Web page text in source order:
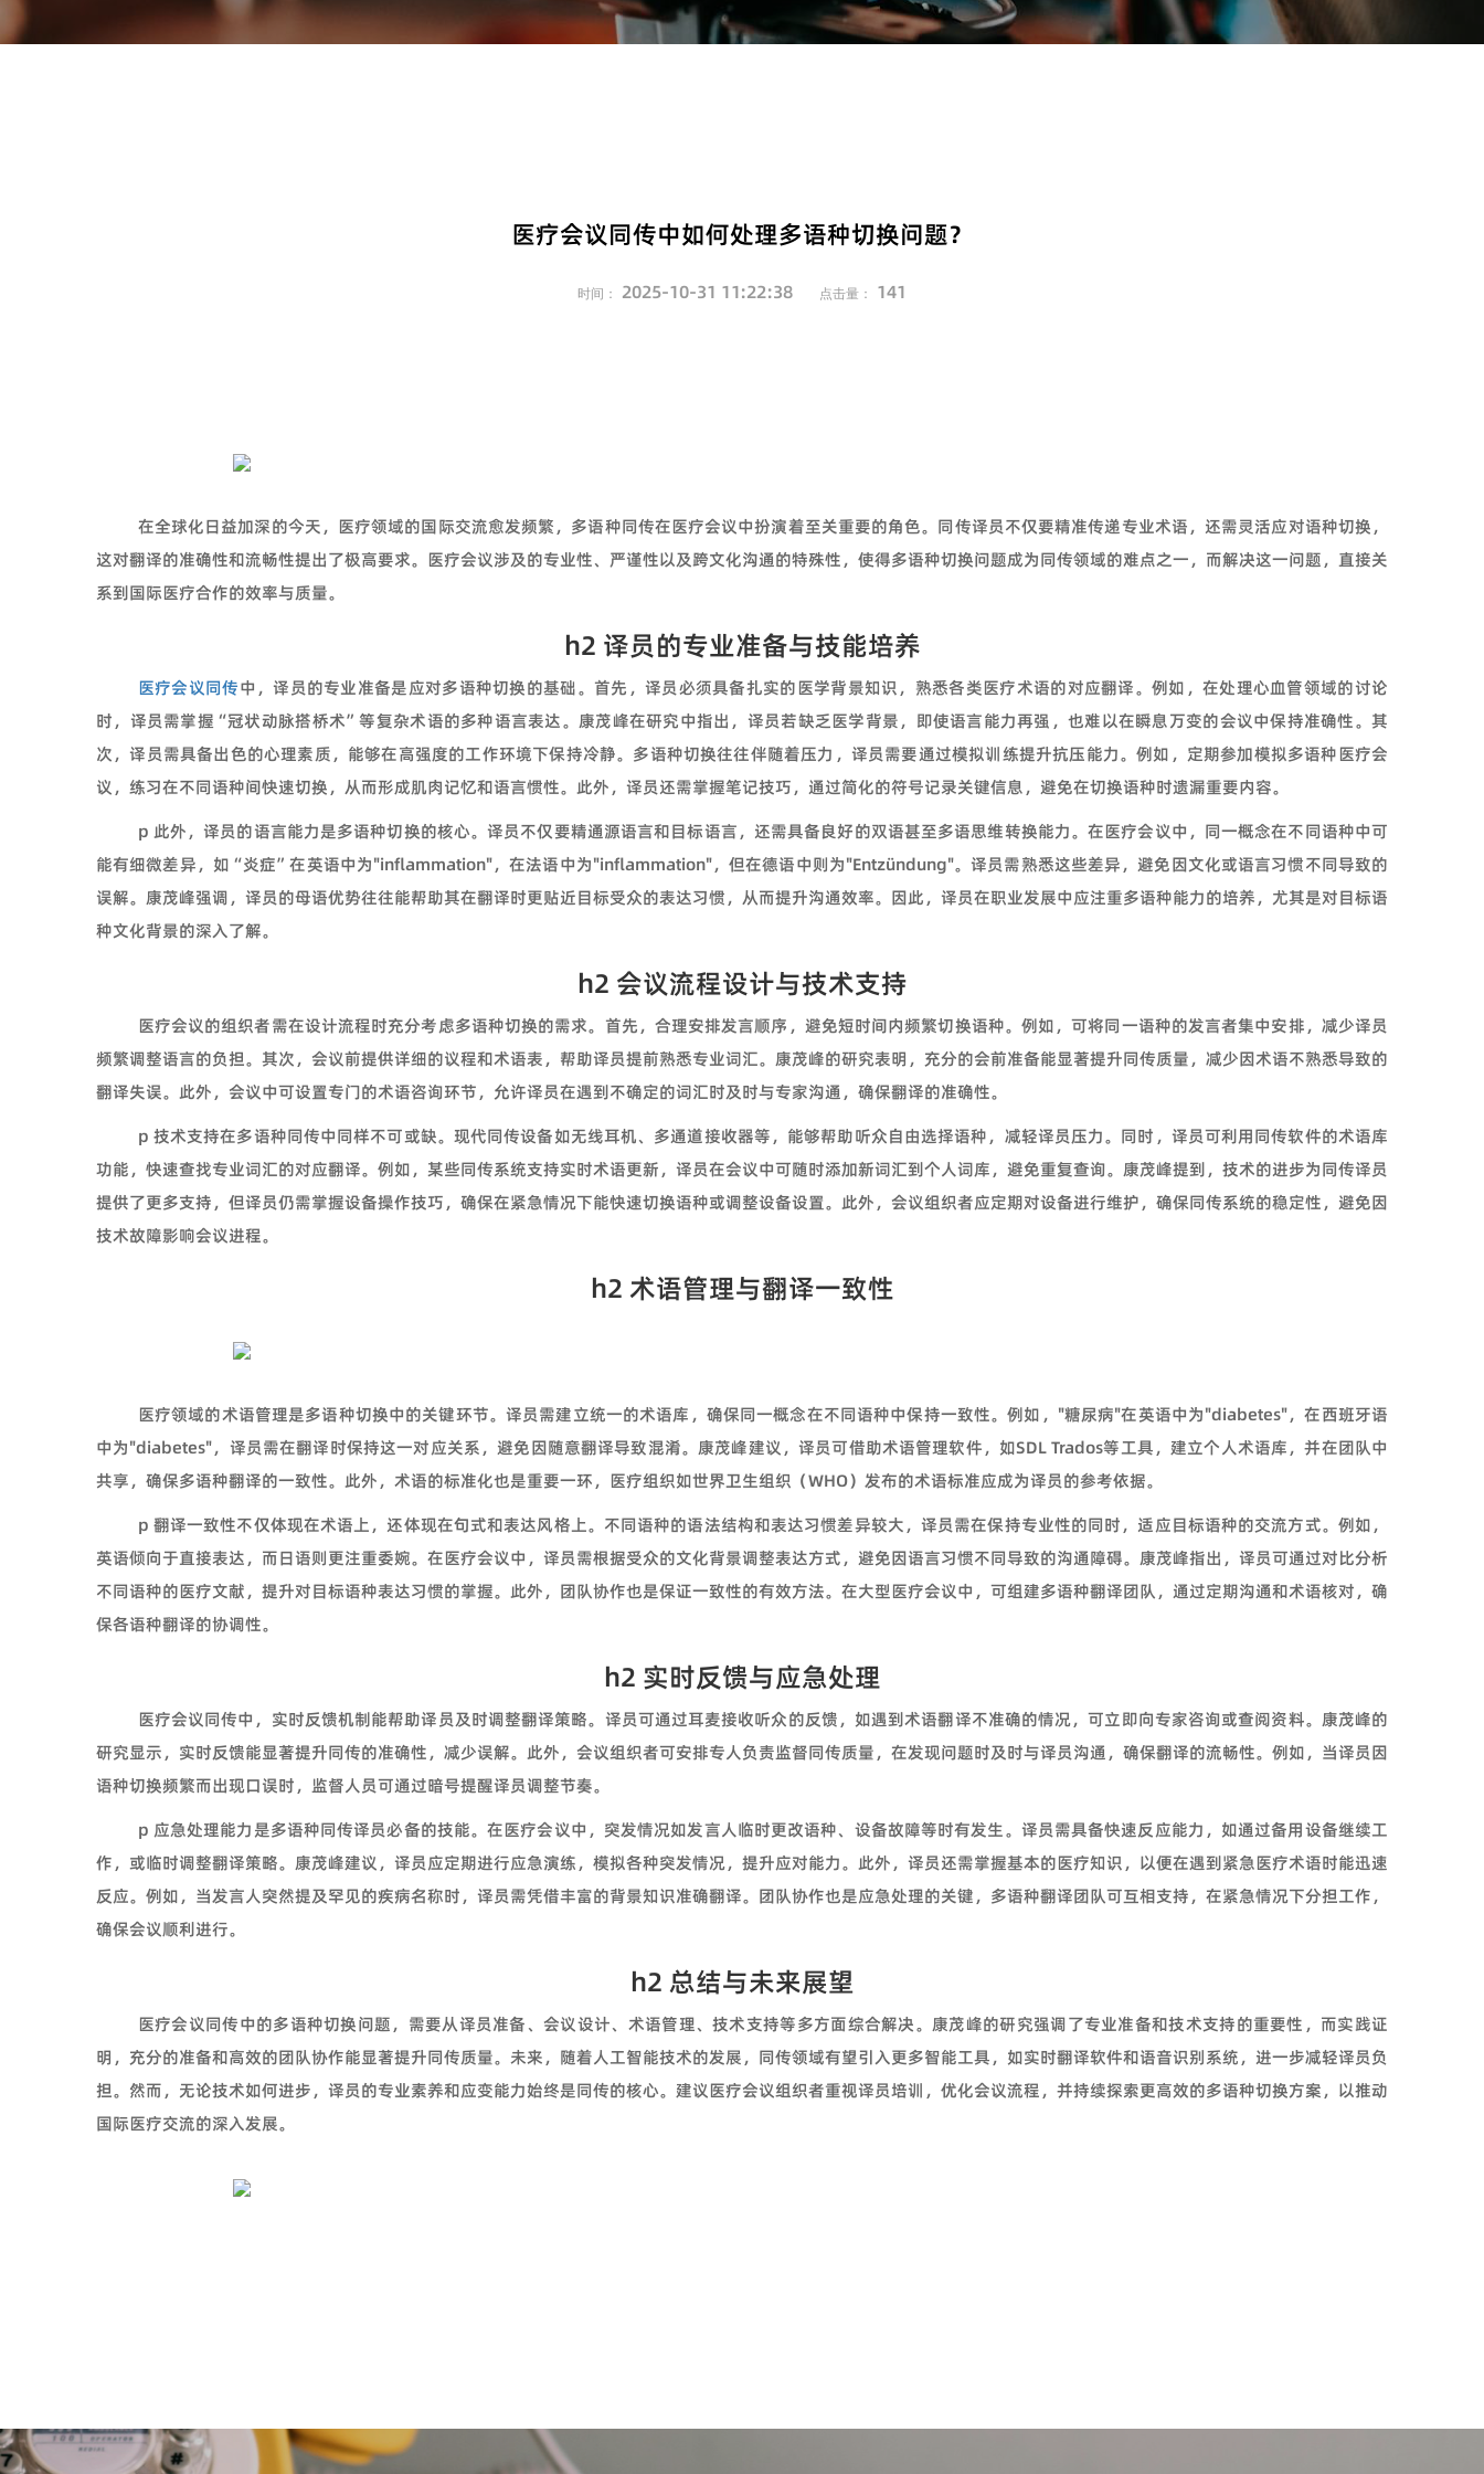
医疗会议同传中如何处理多语种切换问题？
时间： 2025-10-31 11:22:38 点击量： 141
在全球化日益加深的今天，医疗领域的国际交流愈发频繁，多语种同传在医疗会议中扮演着至关重要的角色。同传译员不仅要精准传递专业术语，还需灵活应对语种切换，
这对翻译的准确性和流畅性提出了极高要求。医疗会议涉及的专业性、严谨性以及跨文化沟通的特殊性，使得多语种切换问题成为同传领域的难点之一，而解决这一问题，直接关
系到国际医疗合作的效率与质量。
h2 译员的专业准备与技能培养
医疗会议同传中，译员的专业准备是应对多语种切换的基础。首先，译员必须具备扎实的医学背景知识，熟悉各类医疗术语的对应翻译。例如，在处理心血管领域的讨论
时，译员需掌握“冠状动脉搭桥术”等复杂术语的多种语言表达。康茂峰在研究中指出，译员若缺乏医学背景，即使语言能力再强，也难以在瞬息万变的会议中保持准确性。其
次，译员需具备出色的心理素质，能够在高强度的工作环境下保持冷静。多语种切换往往伴随着压力，译员需要通过模拟训练提升抗压能力。例如，定期参加模拟多语种医疗会
议，练习在不同语种间快速切换，从而形成肌肉记忆和语言惯性。此外，译员还需掌握笔记技巧，通过简化的符号记录关键信息，避免在切换语种时遗漏重要内容。
p 此外，译员的语言能力是多语种切换的核心。译员不仅要精通源语言和目标语言，还需具备良好的双语甚至多语思维转换能力。在医疗会议中，同一概念在不同语种中可
能有细微差异，如“炎症”在英语中为"inflammation"，在法语中为"inflammation"，但在德语中则为"Entzündung"。译员需熟悉这些差异，避免因文化或语言习惯不同导致的
误解。康茂峰强调，译员的母语优势往往能帮助其在翻译时更贴近目标受众的表达习惯，从而提升沟通效率。因此，译员在职业发展中应注重多语种能力的培养，尤其是对目标语
种文化背景的深入了解。
h2 会议流程设计与技术支持
医疗会议的组织者需在设计流程时充分考虑多语种切换的需求。首先，合理安排发言顺序，避免短时间内频繁切换语种。例如，可将同一语种的发言者集中安排，减少译员
频繁调整语言的负担。其次，会议前提供详细的议程和术语表，帮助译员提前熟悉专业词汇。康茂峰的研究表明，充分的会前准备能显著提升同传质量，减少因术语不熟悉导致的
翻译失误。此外，会议中可设置专门的术语咨询环节，允许译员在遇到不确定的词汇时及时与专家沟通，确保翻译的准确性。
p 技术支持在多语种同传中同样不可或缺。现代同传设备如无线耳机、多通道接收器等，能够帮助听众自由选择语种，减轻译员压力。同时，译员可利用同传软件的术语库
功能，快速查找专业词汇的对应翻译。例如，某些同传系统支持实时术语更新，译员在会议中可随时添加新词汇到个人词库，避免重复查询。康茂峰提到，技术的进步为同传译员
提供了更多支持，但译员仍需掌握设备操作技巧，确保在紧急情况下能快速切换语种或调整设备设置。此外，会议组织者应定期对设备进行维护，确保同传系统的稳定性，避免因
技术故障影响会议进程。
h2 术语管理与翻译一致性
医疗领域的术语管理是多语种切换中的关键环节。译员需建立统一的术语库，确保同一概念在不同语种中保持一致性。例如，"糖尿病"在英语中为"diabetes"，在西班牙语
中为"diabetes"，译员需在翻译时保持这一对应关系，避免因随意翻译导致混淆。康茂峰建议，译员可借助术语管理软件，如SDL Trados等工具，建立个人术语库，并在团队中
共享，确保多语种翻译的一致性。此外，术语的标准化也是重要一环，医疗组织如世界卫生组织（WHO）发布的术语标准应成为译员的参考依据。
p 翻译一致性不仅体现在术语上，还体现在句式和表达风格上。不同语种的语法结构和表达习惯差异较大，译员需在保持专业性的同时，适应目标语种的交流方式。例如，
英语倾向于直接表达，而日语则更注重委婉。在医疗会议中，译员需根据受众的文化背景调整表达方式，避免因语言习惯不同导致的沟通障碍。康茂峰指出，译员可通过对比分析
不同语种的医疗文献，提升对目标语种表达习惯的掌握。此外，团队协作也是保证一致性的有效方法。在大型医疗会议中，可组建多语种翻译团队，通过定期沟通和术语核对，确
保各语种翻译的协调性。
h2 实时反馈与应急处理
医疗会议同传中，实时反馈机制能帮助译员及时调整翻译策略。译员可通过耳麦接收听众的反馈，如遇到术语翻译不准确的情况，可立即向专家咨询或查阅资料。康茂峰的
研究显示，实时反馈能显著提升同传的准确性，减少误解。此外，会议组织者可安排专人负责监督同传质量，在发现问题时及时与译员沟通，确保翻译的流畅性。例如，当译员因
语种切换频繁而出现口误时，监督人员可通过暗号提醒译员调整节奏。
p 应急处理能力是多语种同传译员必备的技能。在医疗会议中，突发情况如发言人临时更改语种、设备故障等时有发生。译员需具备快速反应能力，如通过备用设备继续工
作，或临时调整翻译策略。康茂峰建议，译员应定期进行应急演练，模拟各种突发情况，提升应对能力。此外，译员还需掌握基本的医疗知识，以便在遇到紧急医疗术语时能迅速
反应。例如，当发言人突然提及罕见的疾病名称时，译员需凭借丰富的背景知识准确翻译。团队协作也是应急处理的关键，多语种翻译团队可互相支持，在紧急情况下分担工作，
确保会议顺利进行。
h2 总结与未来展望
医疗会议同传中的多语种切换问题，需要从译员准备、会议设计、术语管理、技术支持等多方面综合解决。康茂峰的研究强调了专业准备和技术支持的重要性，而实践证
明，充分的准备和高效的团队协作能显著提升同传质量。未来，随着人工智能技术的发展，同传领域有望引入更多智能工具，如实时翻译软件和语音识别系统，进一步减轻译员负
担。然而，无论技术如何进步，译员的专业素养和应变能力始终是同传的核心。建议医疗会议组织者重视译员培训，优化会议流程，并持续探索更高效的多语种切换方案，以推动
国际医疗交流的深入发展。